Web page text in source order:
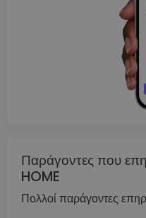
Παράγοντες που
HOME
Πολλοί παράγοντες